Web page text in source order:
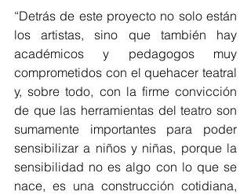
“Detrás de este proyecto no solo están
los artistas, sino que también hay
académicos y pedagogos muy
comprometidos con el quehacer teatral
y, sobre todo, con la firme convicción
de que las herramientas del teatro son
sumamente importantes para poder
sensibilizar a niños y niñas, porque la
sensibilidad no es algo con lo que se
nace, es una construcción cotidiana,